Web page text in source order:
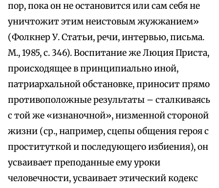
пор, пока он не остановится или сам себя не
уничтожит этим неистовым жужжанием»
(Фолкнер У. Статьи, речи, интервью, письма.
М., 1985, с. 346). Воспитание же Люция Приста,
происходящее в принципиально иной,
патриархальной обстановке, приносит прямо
противоположные результаты – сталкиваясь
с той же «изнаночной», низменной стороной
жизни (ср., например, сцепы общения героя с
проституткой и последующего избиения), он
усваивает преподанные ему уроки
человечности, усваивает этический кодекс